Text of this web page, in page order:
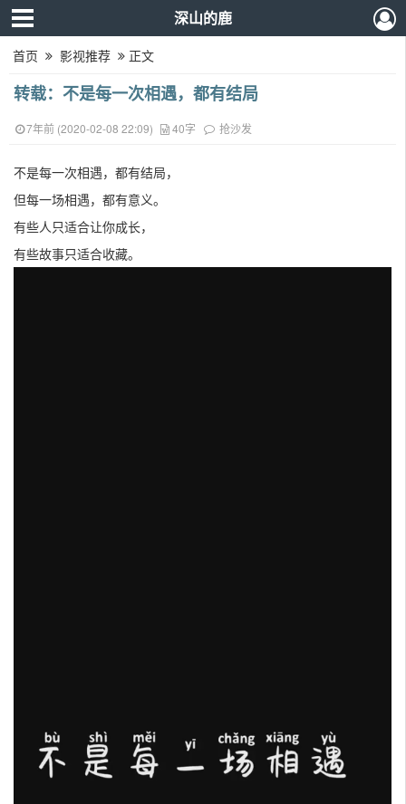
深山的鹿
首页 影视推荐 正文
转载：不是每一次相遇，都有结局
7年前 (2020-02-08 22:09) 40字 抢沙发
不是每一次相遇，都有结局，
但每一场相遇，都有意义。
有些人只适合让你成长，
有些故事只适合收藏。